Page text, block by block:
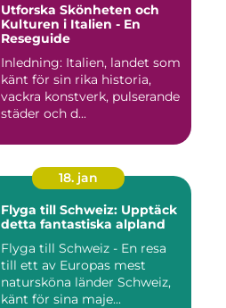
Utforska Skönheten och
Kulturen i Italien - En
Reseguide
Inledning: Italien, landet som
känt för sin rika historia,
vackra konstverk, pulserande
städer och d...
18. jan
Flyga till Schweiz: Upptäck
detta fantastiska alpland
Flyga till Schweiz - En resa
till ett av Europas mest
natursköna länder Schweiz,
känt för sina maje...